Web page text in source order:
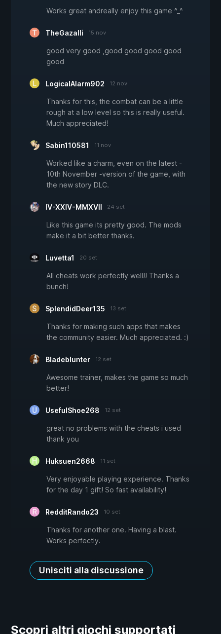
Works great andreally enjoy this game ^_^
TheGazalli 15 nov
good very good ,good good good good
good
LogicalAlarm902 12 nov
Thanks for this, the combat can be a little
rough at a low level so this is really useful.
Much appreciated!
Sabin110581 11 nov
Worked like a charm, even on the latest -
10th November -version of the game, with
the new story DLC.
IV-XXIV-MMXVII 24 set
Like this game its pretty good. The mods
make it a bit better thanks.
Luvetta1 20 set
All cheats work perfectly well!! Thanks a
bunch!
SplendidDeer135 13 set
Thanks for making such apps that makes
the community easier. Much appreciated. :)
Bladeblunter 12 set
Awesome trainer, makes the game so much
better!
UsefulShoe268 12 set
great no problems with the cheats i used
thank you
Huksuen2668 11 set
Very enjoyable playing experience. Thanks
for the day 1 gift! So fast availability!
RedditRando23 10 set
Thanks for another one. Having a blast.
Works perfectly.
Unisciti alla discussione
Scopri altri giochi supportati